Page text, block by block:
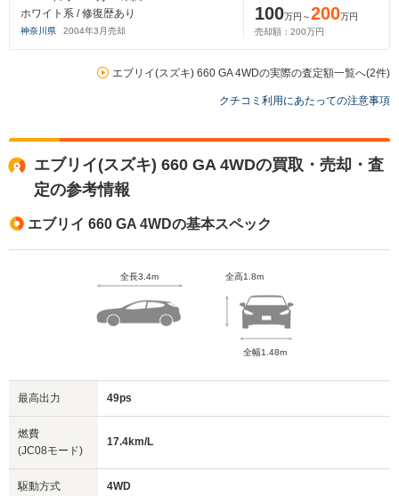
ホワイト系 / 修復歴あり
神奈川県 2004年3 月売却
100万円～200万円
売却額： 200万円
エブリイ(スズキ) 660 GA 4WDの実際の査定額一覧へ(2件)
クチコミ利用にあたっての注意事項
エブリイ(スズキ) 660 GA 4WDの買取・売却・査
定の参考情報
エブリイ 660 GA 4WDの基本スペック
全長3.4m 全高1.8m
全幅1.48m
最高出力 49ps
燃費
(JC08モード)
17.4km/L
駆動方式 4WD